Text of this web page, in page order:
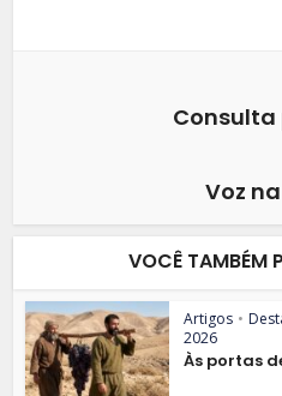
Voz na
VOCÊ TAMBÉM
Artigos •
2026
Às portas